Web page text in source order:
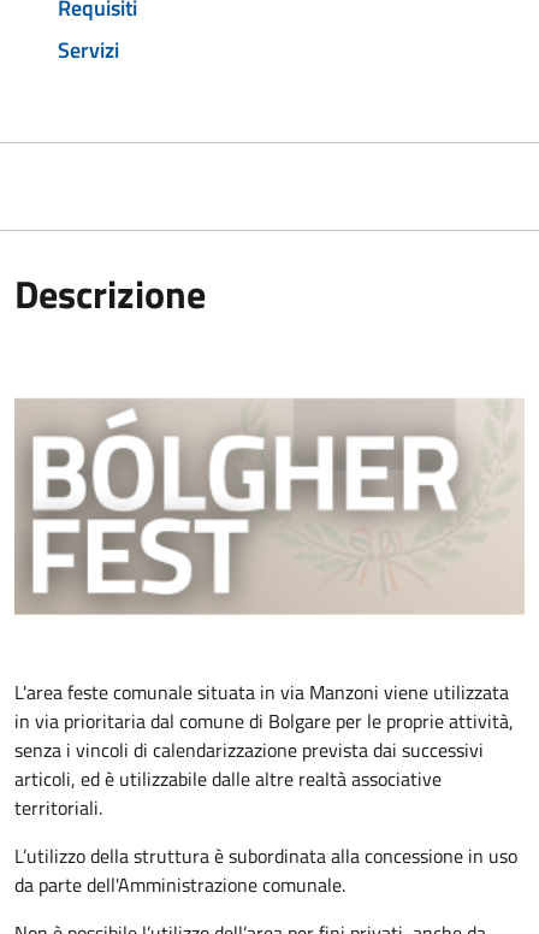
Requisiti
Servizi
Descrizione
L'area feste comunale situata in via Manzoni viene utilizzata
in via prioritaria dal comune di Bolgare per le proprie attività,
senza i vincoli di calendarizzazione prevista dai successivi
articoli, ed è utilizzabile dalle altre realtà associative
territoriali.
L’utilizzo della struttura è subordinata alla concessione in uso
da parte dell'Amministrazione comunale.